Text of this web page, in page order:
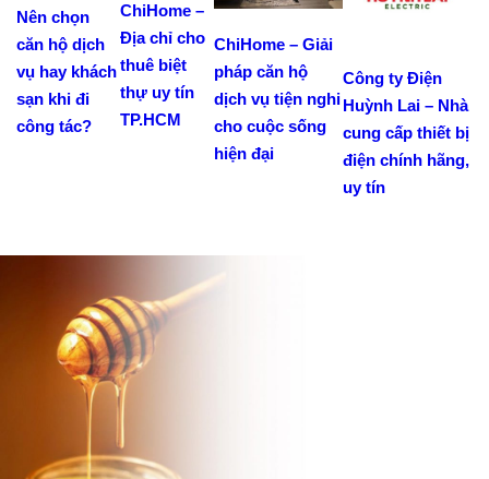
Nên chọn
căn hộ dịch
vụ hay khách
sạn khi đi
công tác?
ChiHome –
Địa chỉ cho
thuê biệt
thự uy tín
TP.HCM
ChiHome – Giải
pháp căn hộ
dịch vụ tiện nghi
cho cuộc sống
hiện đại
Công ty Điện
Huỳnh Lai – Nhà
cung cấp thiết bị
điện chính hãng,
uy tín